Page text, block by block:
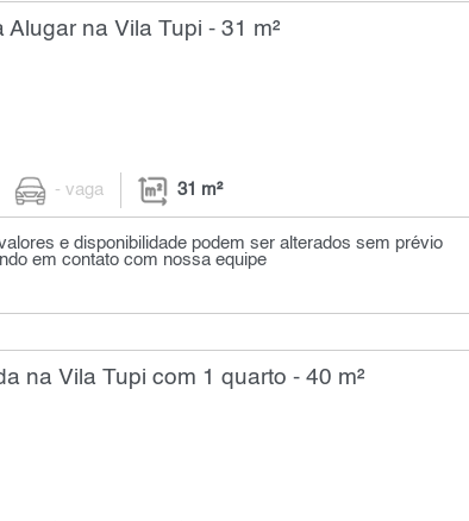
na Vila Tupi - 31 m²
- vaga 31 m²
e disponibilidade podem ser alterados sem prévio
em contato com nossa equipe
na Vila Tupi com 1 quarto - 40 m²